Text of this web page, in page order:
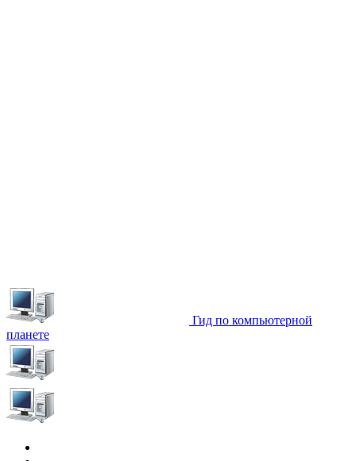
Гид по компьютерной
планете